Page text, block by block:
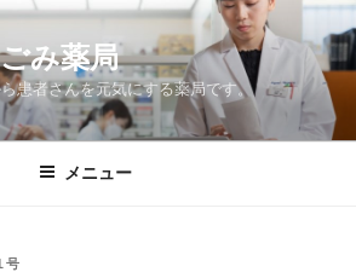
み薬局
患者さんを元気にする薬局です。
メニュー
号